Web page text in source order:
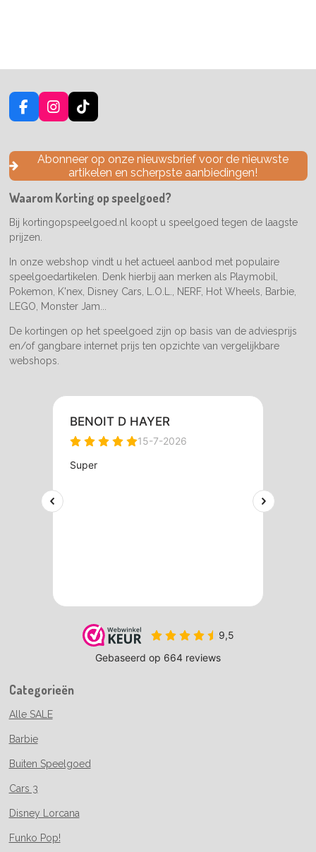
F
a
e
o
k
I
n
t
a
g
a
m
T
i
T
o
k
Abonneer op onze nieuwsbrief voor de nieuwste
artikelen en scherpste aanbiedingen!
Waarom Korting op speelgoed?
Bij kortingopspeelgoed.nl koopt u speelgoed tegen de laagste
prijzen.
In onze webshop vindt u het actueel aanbod met populaire
speelgoedartikelen. Denk hierbij aan merken als Playmobil,
Pokemon, K'nex, Disney Cars, L.O.L., NERF, Hot Wheels, Barbie,
LEGO, Monster Jam...
De kortingen op het speelgoed zijn op basis van de adviesprijs
en/of gangbare internet prijs ten opzichte van vergelijkbare
webshops.
Categorieën
Alle SALE
Barbie
Buiten Speelgoed
Cars 3
Disney Lorcana
Funko Pop!